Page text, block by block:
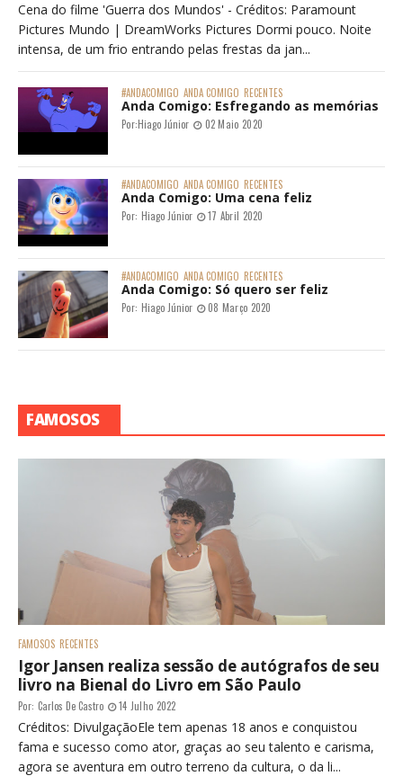
Cena do filme 'Guerra dos Mundos' - Créditos: Paramount
Pictures Mundo | DreamWorks Pictures Dormi pouco. Noite
intensa, de um frio entrando pelas frestas da jan...
#ANDACOMIGO ANDA COMIGO RECENTES
Anda Comigo: Esfregando as memórias
Por:Hiago Júnior 02 Maio 2020
#ANDACOMIGO ANDA COMIGO RECENTES
Anda Comigo: Uma cena feliz
Por: Hiago Júnior 17 Abril 2020
#ANDACOMIGO ANDA COMIGO RECENTES
Anda Comigo: Só quero ser feliz
Por: Hiago Júnior 08 Março 2020
FAMOSOS
FAMOSOS RECENTES
Igor Jansen realiza sessão de autógrafos de seu
livro na Bienal do Livro em São Paulo
Por: Carlos De Castro 14 Julho 2022
Créditos: DivulgaçãoEle tem apenas 18 anos e conquistou
fama e sucesso como ator, graças ao seu talento e carisma,
agora se aventura em outro terreno da cultura, o da li...